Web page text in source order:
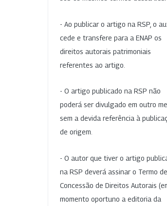
- Ao publicar o artigo na RSP, o
cede e transfere para a ENAP os
direitos autorais patrimoniais
referentes ao artigo.
- O artigo publicado na RSP não
poderá ser divulgado em outro
sem a devida referência à
de origem.
- O autor que tiver o artigo
na RSP deverá assinar o Termo de
Concessão de Direitos Autorais
momento oportuno a editoria da